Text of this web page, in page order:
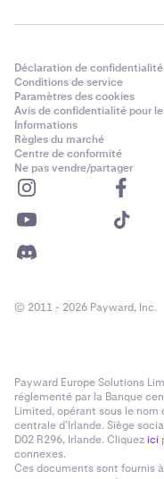
Déclaration de confidentialité
Conditions de service
Paramètres des cookies
Avis de confidentialité pour
Informations
Règles du marché
Centre de conformité
Ne pas vendre/partager
© 2011 - 2026 Payward, Inc.
Payward Europe Solutions
réglementé par la Banque
Limited, opérant sous le nom
centrale d’Irlande. Siège
D02 R296, Irlande. Cliquezici
connexes.
Ces documents sont fournis